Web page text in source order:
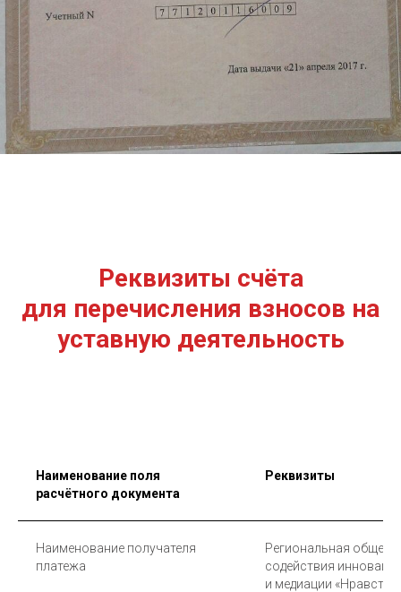
Реквизиты счёта
для перечисления взносов на
уставную деятельность
Наименование поля
расчётного документа
Реквизиты
Наименование получателя
платежа
Региональная
содействия
и медиации